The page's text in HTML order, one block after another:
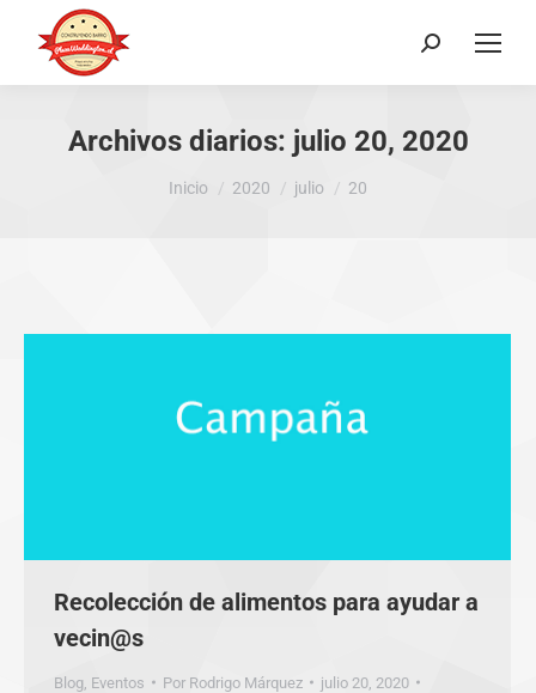
Buscar:
Archivos diarios: julio 20, 2020
Estás aquí:
Inicio 2020 julio 20
Recolección de alimentos para ayudar a
vecin@s
Blog Eventos Por Rodrigo Márquez
julio 20, 2020